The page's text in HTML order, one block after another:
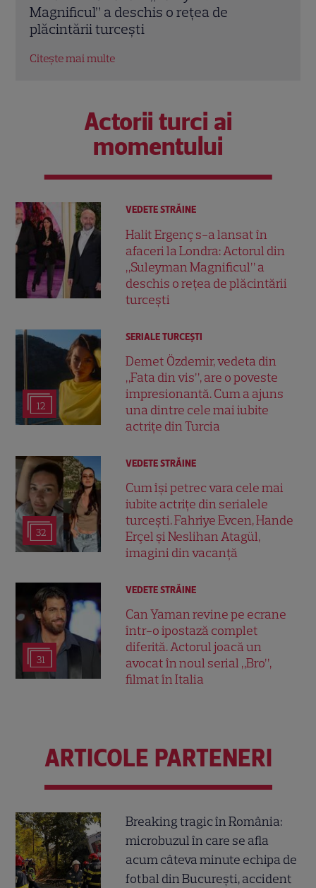
Laurei Cosoi, la Jessica lui Pepe și
Josephine a Ginei Pistol
Citește mai multe
Actorii turci ai
momentului
VEDETE STRĂINE
Halit Ergenç s-a lansat în
afaceri la Londra: Actorul din
„Suleyman Magnificul” a
deschis o rețea de plăcintării
turcești
12
SERIALE TURCEŞTI
Demet Özdemir, vedeta din
„Fata din vis”, are o poveste
impresionantă. Cum a ajuns
una dintre cele mai iubite
actrițe din Turcia
32
VEDETE STRĂINE
Cum își petrec vara cele mai
iubite actrițe din serialele
turcești. Fahriye Evcen, Hande
Erçel și Neslihan Atagül,
imagini din vacanță
31
VEDETE STRĂINE
Can Yaman revine pe ecrane
într-o ipostază complet
diferită. Actorul joacă un
avocat în noul serial „Bro”,
filmat în Italia
ARTICOLE PARTENERI
Breaking tragic în România:
microbuzul în care se afla
acum câteva minute echipa de
fotbal din București, accident